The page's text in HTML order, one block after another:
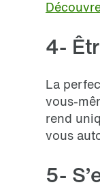
4-
La
vous-
rend
vous
5-